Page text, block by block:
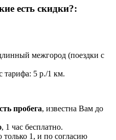
есть скидки?:
межгород (поездки с
тарифа: 5 р./1 км.
пробега, известна Вам до
, 1 час бесплатно.
1, и по согласию